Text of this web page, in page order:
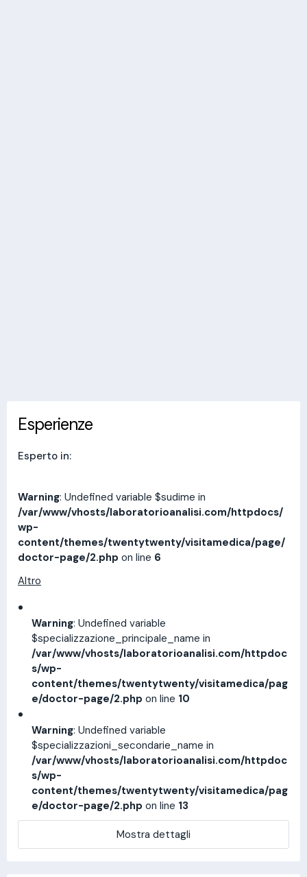
Esperienze
Esperto in:
Warning: Undefined variable $sudime in
/var/www/vhosts/laboratorioanalisi.com/httpdocs/
wp-
content/themes/twentytwenty/visitamedica/page/
doctor-page/2.php on line 6
Altro
Warning: Undefined variable
$specializzazione_principale_name in
/var/www/vhosts/laboratorioanalisi.com/httpdoc
s/wp-
content/themes/twentytwenty/visitamedica/pag
e/doctor-page/2.php on line 10
Warning: Undefined variable
$specializzazioni_secondarie_name in
/var/www/vhosts/laboratorioanalisi.com/httpdoc
s/wp-
content/themes/twentytwenty/visitamedica/pag
e/doctor-page/2.php on line 13
Mostra dettagli